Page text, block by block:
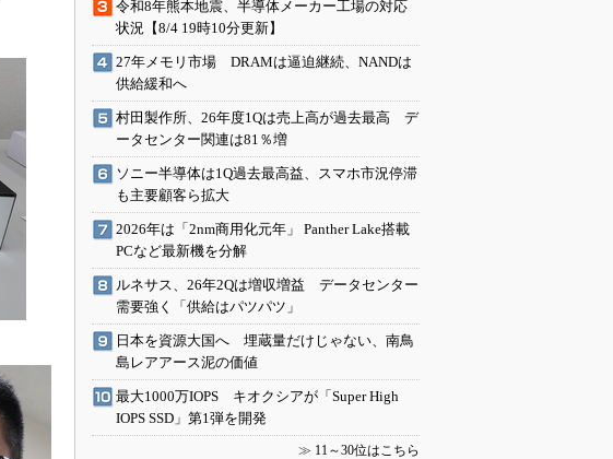
令和8年熊本地震、半導体メーカー工場の対応
状況【8/4 19時10分更新】
27年メモリ市場 DRAMは逼迫継続、NANDは
供給緩和へ
村田製作所、26年度1Qは売上高が過去最高 デ
ータセンター関連は81％増
ソニー半導体は1Q過去最高益、スマホ市況停滞
も主要顧客ら拡大
2026年は「2nm商用化元年」 Panther Lake搭載
PCなど最新機を分解
ルネサス、26年2Qは増収増益 データセンター
需要強く「供給はパツパツ」
日本を資源大国へ 埋蔵量だけじゃない、南鳥
島レアアース泥の価値
最大1000万IOPS キオクシアが「Super High
IOPS SSD」第1弾を開発
≫ 11～30位はこちら